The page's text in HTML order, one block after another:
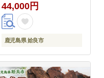
44,000円
鹿児島県 姶良市